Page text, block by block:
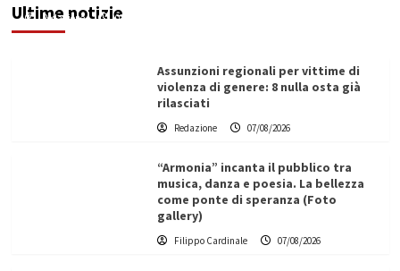
Ultime notizie
Redazione 07/08/2026
Assunzioni regionali per vittime di
violenza di genere: 8 nulla osta già
rilasciati
Redazione 07/08/2026
“Armonia” incanta il pubblico tra
musica, danza e poesia. La bellezza
come ponte di speranza (Foto
gallery)
Filippo Cardinale 07/08/2026